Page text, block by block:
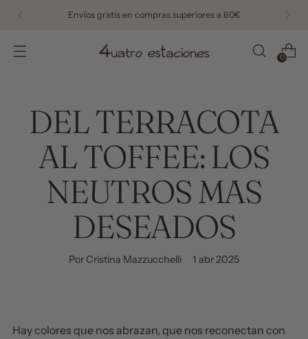
Envíos gratis en compras superiores a 60€
0
DEL TERRACOTA
AL TOFFEE: LOS
NEUTROS MAS
DESEADOS
Por Cristina Mazzucchelli 1 abr 2025
Hay colores que nos abrazan, que nos reconectan con